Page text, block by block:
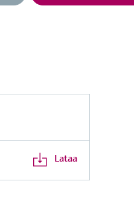
Lataa